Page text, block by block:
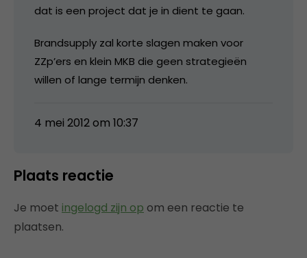
dat is een project dat je in dient te gaan.
Brandsupply zal korte slagen maken voor
ZZp’ers en klein MKB die geen strategieën
willen of lange termijn denken.
4 mei 2012 om 10:37
Plaats reactie
Je moet ingelogd zijn op om een reactie te
plaatsen.